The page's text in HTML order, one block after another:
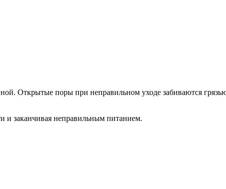
Открытые поры при неправильном уходе забиваются
и заканчивая неправильным питанием.